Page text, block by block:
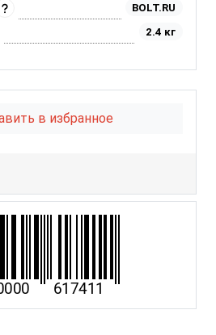
BOLT.RU
2.4 кг
в избранное